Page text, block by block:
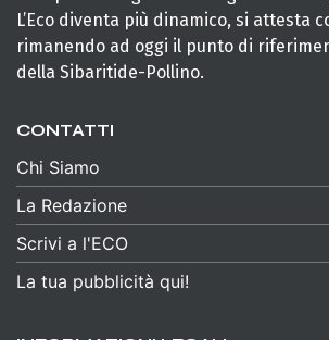
L’Eco diventa più dinamico, si attesta
rimanendo ad oggi il punto di
della Sibaritide-Pollino.
CONTATTI
Chi Siamo
La Redazione
Scrivi a l'ECO
La tua pubblicità qui!